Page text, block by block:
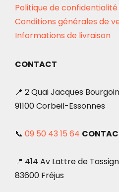
Politique de confidentialité
Conditions générales de
Informations de livraison
CONTACT
📍 2 Quai Jacques Bourgoin
91100 Corbeil-Essonnes
📞 09 50 43 15 64
📍 414 Av Lattre de
83600 Fréjus